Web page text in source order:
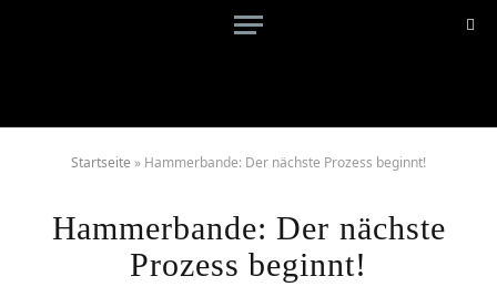
Startseite » Hammerbande: Der nächste Prozess beginnt!
Hammerbande: Der nächste
Prozess beginnt!